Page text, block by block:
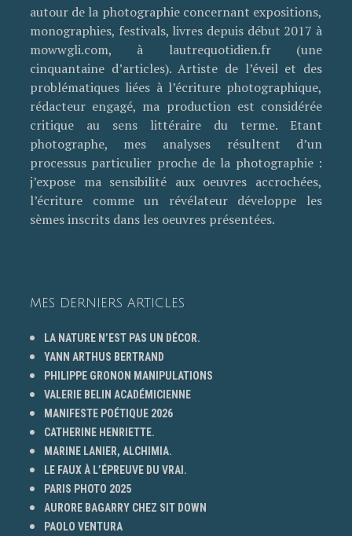
autour de la photographie concernant expositions,
monographies, festivals, livres depuis début 2017 à
mowwgli.com, à lautrequotidien.fr (une
cinquantaine d’articles). Artiste de l’éveil et des
problématiques liées à l’écriture photographique,
rédacteur engagé, ma production est considérée
critique au sens littéraire du terme. Etant
photographe, mes analyses résultent d’un
processus particulier proche de la photographie :
j’expose ma sensibilité aux oeuvres accrochées,
l’écriture comme un révélateur développe les
sèmes inscrits dans les oeuvres présentées.
MES DERNIERS ARTICLES
LA NATURE N’EST PAS UN DÉCOR.
YANN ARTHUS BERTRAND
PHILIPPE GRONON MANIPULATIONS
VALERIE BELIN ACADÉMICIENNE
MANIFESTE POÉTIQUE 2026
CATHERINE HENRIETTE.
MARINE LANIER, ALCHIMIA.
LE FAUX À L’ÉPREUVE DU VRAI.
PARIS PHOTO 2025
AURORE BAGARRY CHEZ SIT DOWN
PAOLO VENTURA